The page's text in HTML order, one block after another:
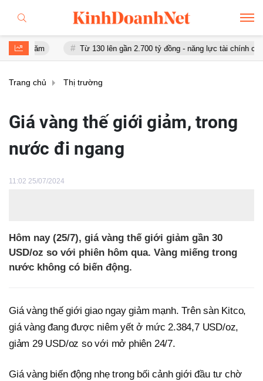
Từ 130 lên gần 2.700 tỷ đồng - năng lực tài chính của Bamboo
Trang chủ Thị trường
Giá vàng thế giới giảm, trong
nước đi ngang
11:02 25/07/2024
Hôm nay (25/7), giá vàng thế giới giảm gần 30
USD/oz so với phiên hôm qua. Vàng miếng trong
nước không có biến động.
Giá vàng thế giới giao ngay giảm mạnh. Trên sàn Kitco,
giá vàng đang được niêm yết ở mức 2.384,7 USD/oz,
giảm 29 USD/oz so với mở phiên 24/7.
Giá vàng biến động nhẹ trong bối cảnh giới đầu tư chờ